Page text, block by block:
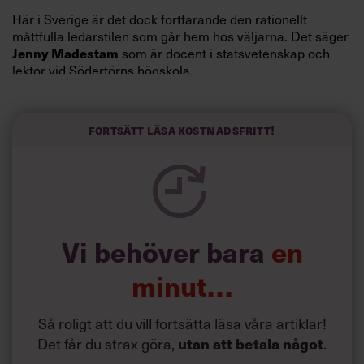
Här i Sverige är det dock fortfarande den rationellt
måttfulla ledarstilen som går hem hos väljarna. Det säger
Jenny Madestam som är docent i statsvetenskap och
lektor vid Södertörns högskola.
kompetenta och stå med båda fötterna på jorden. Hellre
spelevink i högklackat, är hur jag brukar sammanfatta de
önskningar som svenskarna för fram i undersökningar.”
Siri Wikander: ”Led som i
början av pandemin”
Fortsätt läsa kostnadsfritt!
Vi behöver bara en
minut…
Så roligt att du vill fortsätta läsa våra artiklar!
Det får du strax göra, utan att betala något.